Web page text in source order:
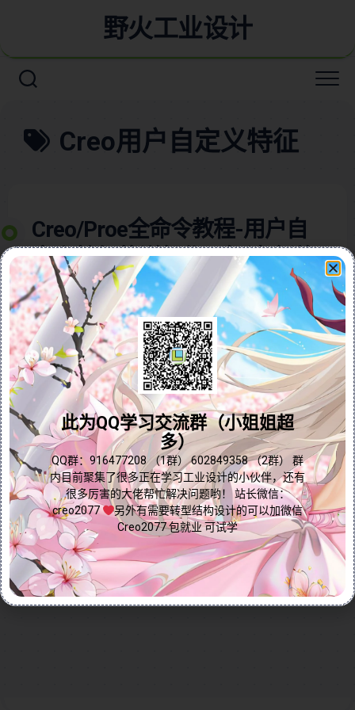
野火工业设计
Creo用户自定义特征
Creo/Proe全命令教程-用户自
定义特征的详细作用解读含详
细视频教程
本视频教程含图文深入讲解了如何在Creo与Pro/E软件
中利用用户自定义特征（UDF）加速产品研发流程。
UDF特征库类似于标准零件库，用户可以将预先创建的
特征快速插入到新零件中，显著提升设计效率。视频以
Creo 9.0为例，详细演示了如何使用UDF库中的支口特
征，并展示了UDF在创建支口、助位、卡扣等常见结构
中的实际应用。通过本视频，您将掌握UDF的使用技
巧，优化设计流程，缩短产品开发周期，为高效设计提
供强大支持。
Continue reading...
2024-11-18 by免费Creo教程
Creo全命令教程
获取数据
0
此为QQ学习交流群（小姐姐超
多）
QQ群：916477208 （1群） 602849358 （2群） 群
内目前聚集了很多正在学习工业设计的小伙伴，还有
很多厉害的大佬帮忙解决问题哟！ 站长微信：
creo2077
另外有需要转型结构设计的可以加微信
Creo2077 包就业 可试学
问题答疑♥资料白嫖
群内有大量学习资料哟~
点我直接加群嘛